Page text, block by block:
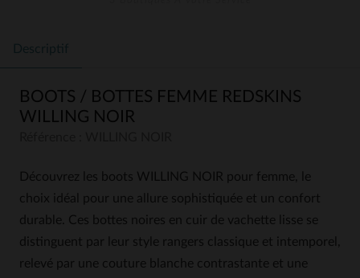
Descriptif
BOOTS / BOTTES FEMME REDSKINS
WILLING NOIR
Découvrez les boots WILLING NOIR pour femme, le
choix idéal pour une allure sophistiquée et un confort
durable. Ces bottes noires en cuir de vachette lisse se
distinguent par leur style rangers classique et intemporel,
relevé par une couture blanche contrastante et une